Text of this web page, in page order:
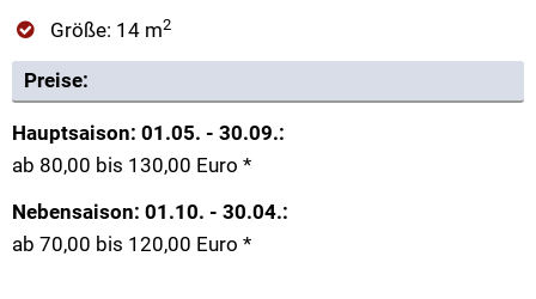
Größe: 14 m2
Preise:
Hauptsaison: 01.05. - 30.09.:
ab 80,00 bis 130,00 Euro *
Nebensaison: 01.10. - 30.04.:
ab 70,00 bis 120,00 Euro *